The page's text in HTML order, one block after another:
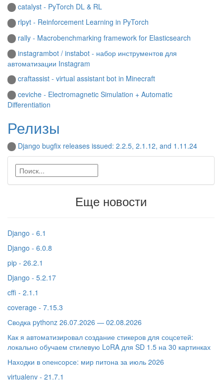
catalyst - PyTorch DL & RL
rlpyt - Reinforcement Learning in PyTorch
rally - Macrobenchmarking framework for Elasticsearch
instagrambot / instabot - набор инструментов для
автоматизации Instagram
craftassist - virtual assistant bot in Minecraft
ceviche - Electromagnetic Simulation + Automatic
Differentiation
Релизы
Django bugfix releases issued: 2.2.5, 2.1.12, and 1.11.24
Еще новости
Django - 6.1
Django - 6.0.8
pip - 26.2.1
Django - 5.2.17
cffi - 2.1.1
coverage - 7.15.3
Сводка pythonz 26.07.2026 — 02.08.2026
Как я автоматизировал создание стикеров для соцсетей:
локально обучаем стилевую LoRA для SD 1.5 на 30 картинках
Находки в опенсорсе: мир питона за июль 2026
virtualenv - 21.7.1